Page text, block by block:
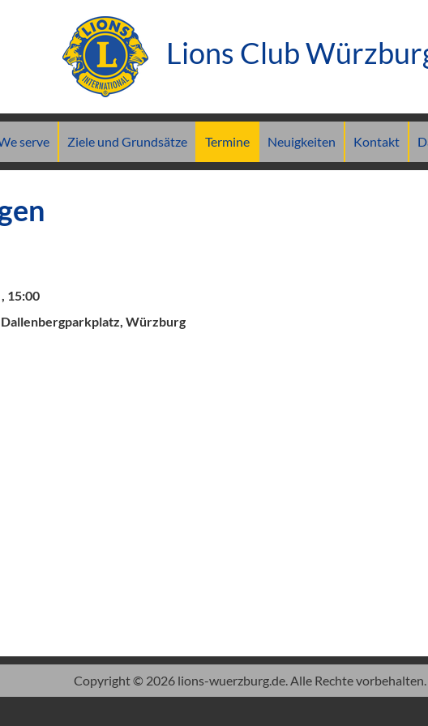
Lions Club
serve Ziele und Grundsätze Termine Neuigkeiten Kontakt
15:00
Würzburg
Copyright © 2026 lions-wuerzburg.de. Alle Rechte vorbehalten.